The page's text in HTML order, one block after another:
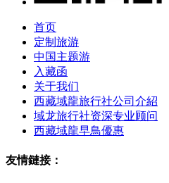
首页
定制旅游
中国主题游
入藏函
关于我们
西藏域龍旅行社公司介紹
域龙旅行社资深专业顾问
西藏域龍早鳥優惠
友情鏈接：